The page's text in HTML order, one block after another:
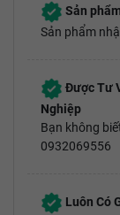
Sản
Sản phẩm
Được Tư
Nghiệp
Bạn không
0932069556
Luôn Có